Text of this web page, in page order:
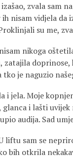
zvala sam
nisam vidjela da
su me,
nikoga
zatajila
je naguzio
i jela. Moje
glanca i lašti
audija. Sad
liftu sam se
bih otkrila